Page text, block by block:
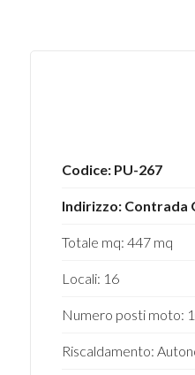
Codice: PU-267
Indirizzo: Contrada
Totale mq: 447 mq
Locali: 16
Numero posti moto:
Riscaldamento: